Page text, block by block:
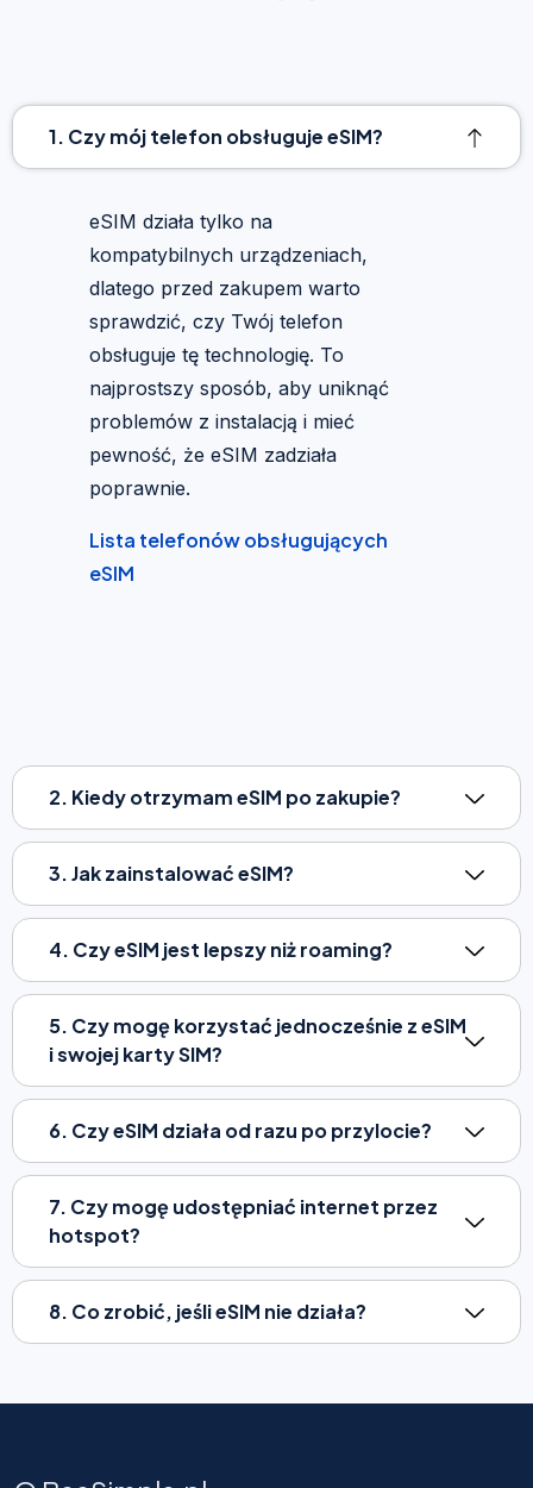
1. Czy mój telefon obsługuje eSIM?
eSIM działa tylko na
kompatybilnych urządzeniach,
dlatego przed zakupem warto
sprawdzić, czy Twój telefon
obsługuje tę technologię. To
najprostszy sposób, aby uniknąć
problemów z instalacją i mieć
pewność, że eSIM zadziała
poprawnie.
Lista telefonów obsługujących
eSIM
2. Kiedy otrzymam eSIM po zakupie?
3. Jak zainstalować eSIM?
4. Czy eSIM jest lepszy niż roaming?
5. Czy mogę korzystać jednocześnie z eSIM
i swojej karty SIM?
6. Czy eSIM działa od razu po przylocie?
7. Czy mogę udostępniać internet przez
hotspot?
8. Co zrobić, jeśli eSIM nie działa?